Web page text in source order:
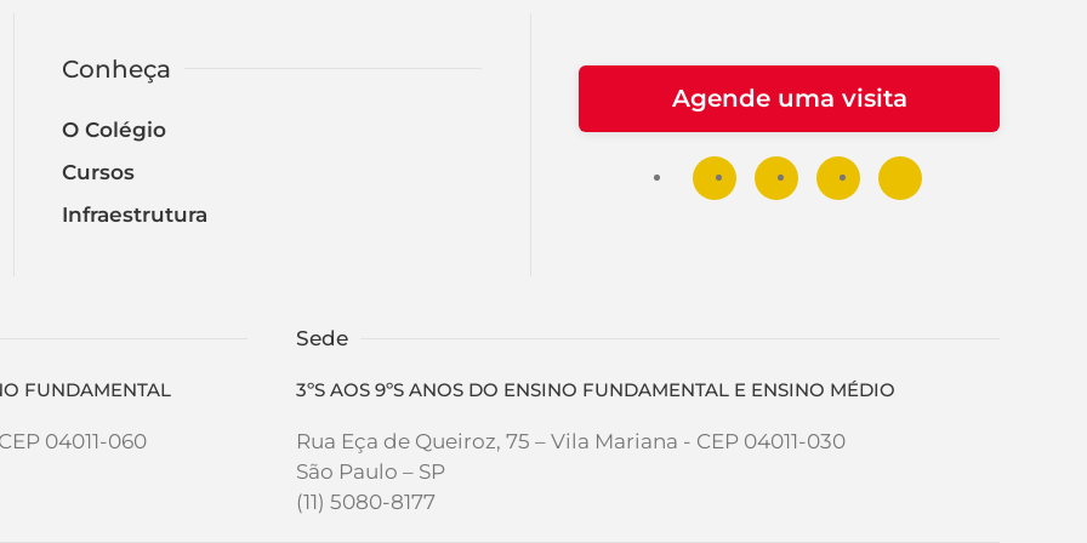
Conheça
O Colégio
Cursos
Infraestrutura
Agende uma visita
FUNDAMENTAL
04011-060
Sede
3ºS AOS 9ºS ANOS DO ENSINO FUNDAMENTAL E ENSINO MÉDIO
Rua Eça de Queiroz, 75 – Vila Mariana - CEP 04011-030
São Paulo – SP
(11) 5080-8177